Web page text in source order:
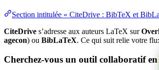
Section intitulée « CiteDrive : BibTeX et
CiteDrive s’adresse aux auteurs LaTeX sur
agecon) ou BibLaTeX. Ce qui suit relie votre
Cherchez-vous un outil collaboratif en